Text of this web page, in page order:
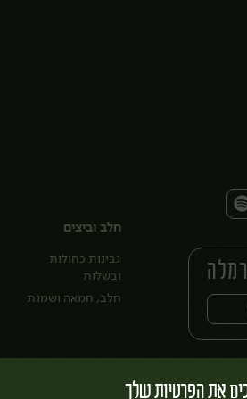
את הפרטיות שלך
חלב וביצים
גבינות כחולות
ובשלות
חלב, חמאה ושמנת